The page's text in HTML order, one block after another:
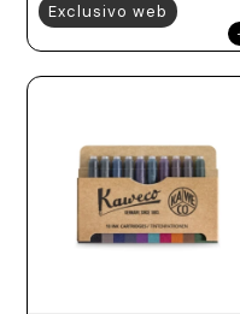
Exclusivo web